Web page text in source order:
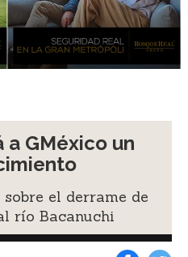
GMéxico un
el derrame de
río Bacanuchi